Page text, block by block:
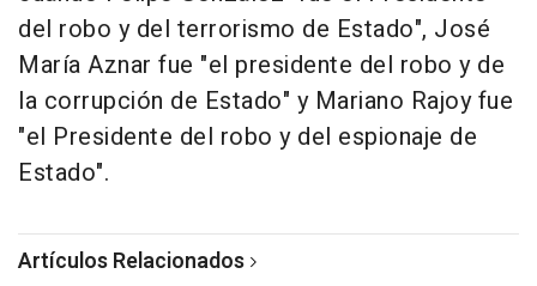
del robo y del terrorismo de Estado", José
María Aznar fue "el presidente del robo y de
la corrupción de Estado" y Mariano Rajoy fue
"el Presidente del robo y del espionaje de
Estado".
Artículos Relacionados